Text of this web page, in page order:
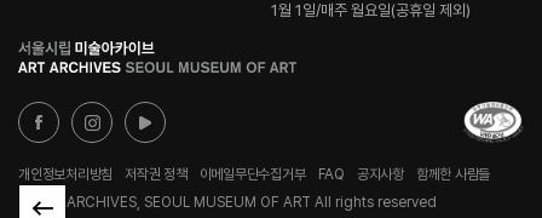
1월 1일/매주 월요일(공휴일 제외)
로
고
개인정보처리방침 저작권 정책 이메일무단수집거부 FAQ 공지사항
함께한 사람들
© ART ARCHIVES, SEOUL MUSEUM OF ART All rights reserved